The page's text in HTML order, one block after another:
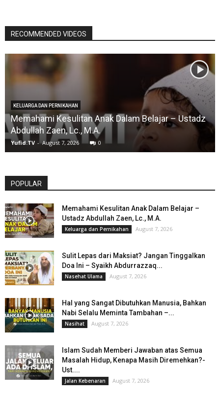
RECOMMENDED VIDEOS
KELUARGA DAN PERNIKAHAN
Memahami Kesulitan Anak Dalam Belajar – Ustadz
Abdullah Zaen, Lc., M.A.
Yufid.TV - August 7, 2026 0
POPULAR
Memahami Kesulitan Anak Dalam Belajar –
Ustadz Abdullah Zaen, Lc., M.A.
Keluarga dan Pernikahan August 7, 2026
Sulit Lepas dari Maksiat? Jangan Tinggalkan
Doa Ini – Syaikh Abdurrazzaq...
Nasehat Ulama August 7, 2026
Hal yang Sangat Dibutuhkan Manusia, Bahkan
Nabi Selalu Meminta Tambahan –...
Nasihat August 7, 2026
Islam Sudah Memberi Jawaban atas Semua
Masalah Hidup, Kenapa Masih Diremehkan?-
Ust....
Jalan Kebenaran August 7, 2026